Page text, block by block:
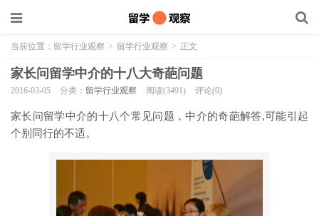
当前位置： 留学行业观察 > 留学行业观察 > 正文
家长问留学中介的十八大奇葩问题
2016-03-05 分类： 留学行业观察 阅读(3491) 评论(0)
家长问留学中介的十八个常见问题，中介的奇葩解答,可能引起
个别同行的不适。